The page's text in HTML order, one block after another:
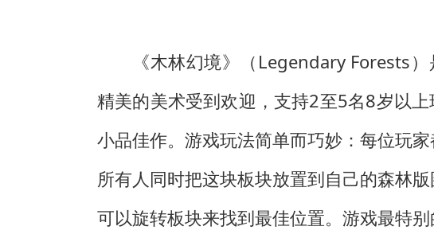
《木林幻境》（Legendary Forests
精美的美术受到欢迎，支持2至5名8岁以
小品佳作。游戏玩法简单而巧妙：每位玩
所有人同时把这块板块放置到自己的森林
可以旋转板块来找到最佳位置。游戏最特